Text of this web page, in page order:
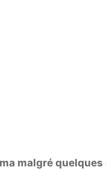
malgré